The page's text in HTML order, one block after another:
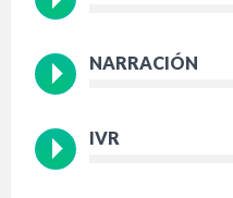
NARRACIÓN
IVR